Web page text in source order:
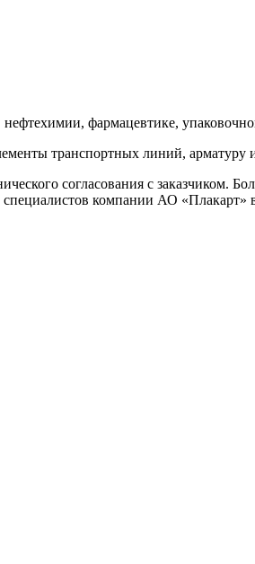
фармацевтике,
транспортных линий, арматуру
согласования с заказчиком.
компании АО «Плакарт»